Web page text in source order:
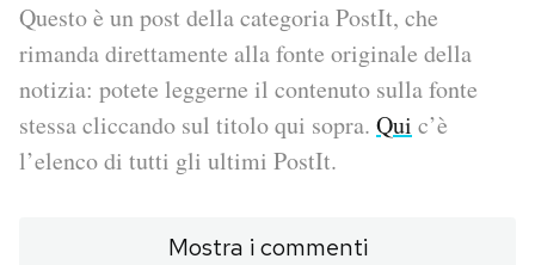
Internet
Scienza
Cultura
Economia
Sport
Ok Boomer!
Media
Europa
Altrecose
Mondiali calcio 2026
Questo è un post della categoria PostIt, che
rimanda direttamente alla fonte originale della
notizia: potete leggerne il contenuto sulla fonte
stessa cliccando sul titolo qui sopra. Qui c’è
l’elenco di tutti gli ultimi PostIt.
Mostra i commenti